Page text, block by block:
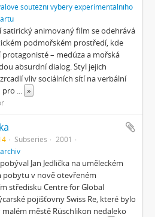
soutěžní výběry experimentálního
satirický animovaný film se odehrává
podmořském prostředí, kde
– medúza a mořská
absurdní dialog. Styl jejich
vliv sociálních sítí na verbální
pro ... »
Subseries
2001
Jan Jedlička na uměleckém
pobytu v nově otevřeném
středisku Centre for Global
pojišťovny Swiss Re, které bylo
městě Rüschlikon nedaleko